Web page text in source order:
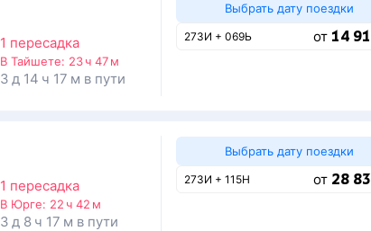
1 пересадка
В Тайшете: 23 ч 47 м
3 д 14 ч 17 м в пути
Выбрать дату поездки
273И + 069Ь от 14
1 пересадка
В Юрге: 22 ч 42 м
3 д 8 ч 17 м в пути
Выбрать дату поездки
273И + 115Н от 28